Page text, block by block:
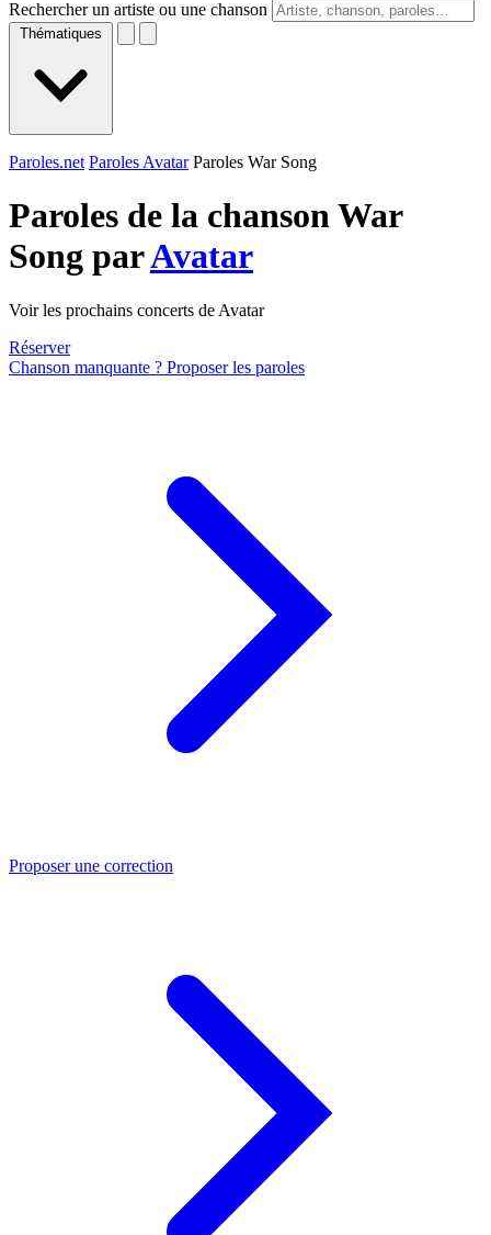
Rechercher un artiste ou une chanson
Thématiques
Paroles.net Paroles Avatar Paroles War Song
Paroles de la chanson War
Song parAvatar
Voir les prochains concerts de Avatar
Réserver
Chanson manquante ? Proposer les paroles
Proposer une correction